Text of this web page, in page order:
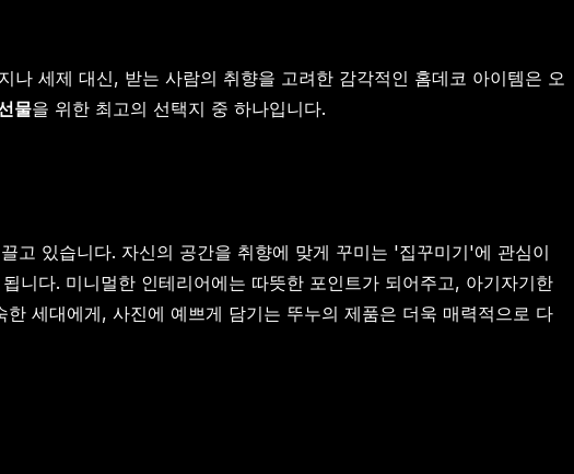
세제 대신, 받는 사람의 취향을 고려한 감각적인 홈데코 아이템은 오
물을 위한 최고의 선택지 중 하나입니다.
고 있습니다. 자신의 공간을 취향에 맞게 꾸미는 '집꾸미기'에 관심이
니다. 미니멀한 인테리어에는 따뜻한 포인트가 되어주고, 아기자기한
세대에게, 사진에 예쁘게 담기는 뚜누의 제품은 더욱 매력적으로 다